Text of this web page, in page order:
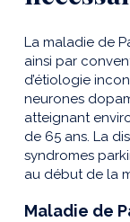
La maladie de
ainsi par
d’étiologie
neurones
atteignant
de 65 ans. La
syndromes
au début de la
Maladie de